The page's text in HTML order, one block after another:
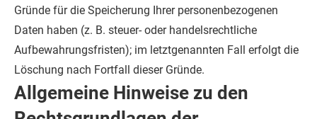
Gründe für die Speicherung Ihrer personenbezogenen
Daten haben (z. B. steuer- oder handelsrechtliche
Aufbewahrungsfristen); im letztgenannten Fall erfolgt die
Löschung nach Fortfall dieser Gründe.
Allgemeine Hinweise zu den